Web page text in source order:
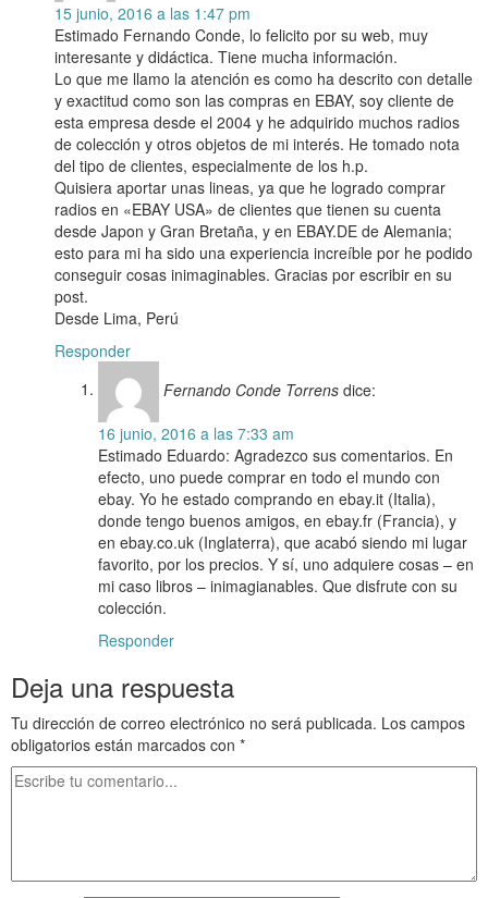
15 junio, 2016 a las 1:47 pm
Estimado Fernando Conde, lo felicito por su web, muy
interesante y didáctica. Tiene mucha información.
Lo que me llamo la atención es como ha descrito con detalle
y exactitud como son las compras en EBAY, soy cliente de
esta empresa desde el 2004 y he adquirido muchos radios
de colección y otros objetos de mi interés. He tomado nota
del tipo de clientes, especialmente de los h.p.
Quisiera aportar unas lineas, ya que he logrado comprar
radios en «EBAY USA» de clientes que tienen su cuenta
desde Japon y Gran Bretaña, y en EBAY.DE de Alemania;
esto para mi ha sido una experiencia increíble por he podido
conseguir cosas inimaginables. Gracias por escribir en su
post.
Desde Lima, Perú
Responder
Fernando Conde Torrens dice:
16 junio, 2016 a las 7:33 am
Estimado Eduardo: Agradezco sus comentarios. En
efecto, uno puede comprar en todo el mundo con
ebay. Yo he estado comprando en ebay.it (Italia),
donde tengo buenos amigos, en ebay.fr (Francia), y
en ebay.co.uk (Inglaterra), que acabó siendo mi lugar
favorito, por los precios. Y sí, uno adquiere cosas – en
mi caso libros – inimagianables. Que disfrute con su
colección.
Responder
Deja una respuesta
Tu dirección de correo electrónico no será publicada. Los campos
obligatorios están marcados con *